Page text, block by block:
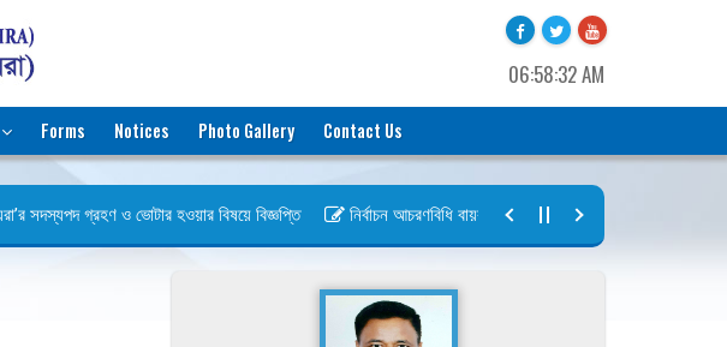
06:58:32 AM
Forms Notices Photo Gallery Contact Us
সদস্যপদ গ্রহণ ও ভোটার হওয়ার বিষয়ে বিজ্ঞপ্তি নির্বাচন আচরণবিধি বায়রা ২০২৬-২০২৮